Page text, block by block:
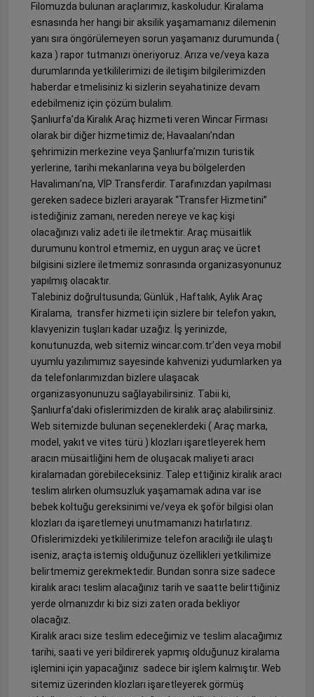
Filomuzda bulunan araçlarımız, kaskoludur. Kiralama
esnasında her hangi bir aksilik yaşamamanız dilemenin
yanı sıra öngörülemeyen sorun yaşamanız durumunda (
kaza ) rapor tutmanızı öneriyoruz. Arıza ve/veya kaza
durumlarında yetkililerimizi de iletişim bilgilerimizden
haberdar etmelisiniz ki sizlerin seyahatinize devam
edebilmeniz için çözüm bulalım.
Şanlıurfa’da Kiralık Araç hizmeti veren Wincar Firması
olarak bir diğer hizmetimiz de; Havaalanı’ndan
şehrimizin merkezine veya Şanlıurfa’mızın turistik
yerlerine, tarihi mekanlarına veya bu bölgelerden
Havalimanı’na, VİP Transferdir. Tarafınızdan yapılması
gereken sadece bizleri arayarak “Transfer Hizmetini”
istediğiniz zamanı, nereden nereye ve kaç kişi
olacağınızı valiz adeti ile iletmektir. Araç müsaitlik
durumunu kontrol etmemiz, en uygun araç ve ücret
bilgisini sizlere iletmemiz sonrasında organizasyonunuz
yapılmış olacaktır.
Talebiniz doğrultusunda; Günlük , Haftalık, Aylık Araç
Kiralama, transfer hizmeti için sizlere bir telefon yakın,
klavyenizin tuşları kadar uzağız. İş yerinizde,
konutunuzda, web sitemiz wincar.com.tr’den veya mobil
uyumlu yazılımımız sayesinde kahvenizi yudumlarken ya
da telefonlarımızdan bizlere ulaşacak
organizasyonunuzu sağlayabilirsiniz. Tabii ki,
Şanlıurfa’daki ofislerimizden de kiralık araç alabilirsiniz.
Web sitemizde bulunan seçeneklerdeki ( Araç marka,
model, yakıt ve vites türü ) klozları işaretleyerek hem
aracın müsaitliğini hem de oluşacak maliyeti aracı
kiralamadan görebileceksiniz. Talep ettiğiniz kiralık aracı
teslim alırken olumsuzluk yaşamamak adına var ise
bebek koltuğu gereksinimi ve/veya ek şoför bilgisi olan
klozları da işaretlemeyi unutmamanızı hatırlatırız.
Ofislerimizdeki yetkililerimize telefon aracılığı ile ulaştı
iseniz, araçta istemiş olduğunuz özellikleri yetkilimize
belirtmemiz gerekmektedir. Bundan sonra size sadece
kiralık aracı teslim alacağınız tarih ve saatte belirttiğiniz
yerde olmanızdır ki biz sizi zaten orada bekliyor
olacağız.
Kiralık aracı size teslim edeceğimiz ve teslim alacağımız
tarihi, saati ve yeri bildirerek yapmış olduğunuz kiralama
işlemini için yapacağınız sadece bir işlem kalmıştır. Web
sitemiz üzerinden klozları işaretleyerek görmüş